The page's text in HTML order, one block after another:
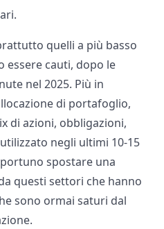
quelli a più basso
essere cauti, dopo le
nel 2025. Più in
di portafoglio,
di azioni, obbligazioni,
negli ultimi 10-15
spostare una
questi settori che hanno
sono ormai saturi dal